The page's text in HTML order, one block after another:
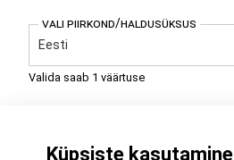
Vali Piirkond/haldusüksus
Eesti
Valida saab 1 väärtuse
Küpsiste kasutamine
Kontaktid